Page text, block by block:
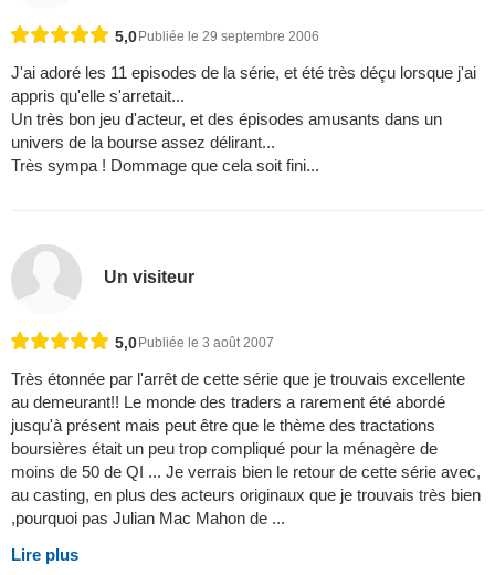
5,0Publiée le 29 septembre 2006
J'ai adoré les 11 episodes de la série, et été très déçu lorsque j'ai
appris qu'elle s'arretait...
Un très bon jeu d'acteur, et des épisodes amusants dans un
univers de la bourse assez délirant...
Très sympa ! Dommage que cela soit fini...
Un visiteur
5,0 Publiée le 3 août 2007
Très étonnée par l'arrêt de cette série que je trouvais excellente
au demeurant!! Le monde des traders a rarement été abordé
jusqu'à présent mais peut être que le thème des tractations
boursières était un peu trop compliqué pour la ménagère de
moins de 50 de QI ... Je verrais bien le retour de cette série avec,
au casting, en plus des acteurs originaux que je trouvais très bien
,pourquoi pas Julian Mac Mahon de ...
Lire plus